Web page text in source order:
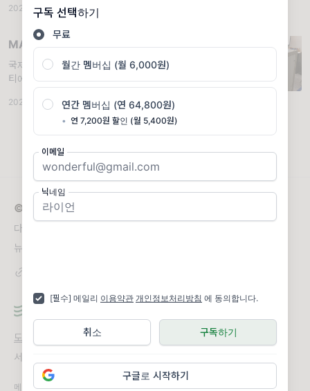
구독 선택하기
무료
월간 멤버십 (월 6,000원)
연간 멤버십 (연 64,800원)
• 연 7,200원 할인 (월 5,400원)
이메일
닉네임
[필수] 메일리 이용약관 개인정보처리방침 에 동의합니다.
구독하기
취소
구글로 시작하기
2021.06.26 방문기/후기
MADEX 2021 - 4
국제해양방위산업전 2021 특집기사. 티에스택
티에스택은 프랑스 Lacroix Defense사와 기
술협력으로 개발한 K-RBOC-NG 기만체계를
전시했다. Dagaie NG 기만체계에서 운용하는
공중 투하식 코너 리플
2021.06.13 방문기/후기 · 조회 2.7K
© 2026 쉘든의 밀리터리
다양한 국방 관련 정보들을 소개합니다.
뉴스레터 문의
도움말
오류 및 기능 관련 제보
서비스 이용 문의
메일리 사업자 정보